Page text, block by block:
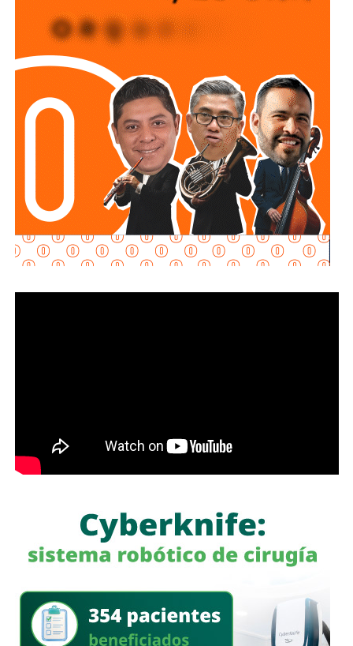
manifestó el interés de que Soledad fuera de los primeros
municipios beneficiados, por lo que se expresó la
disposición del Ayuntamiento para colaborar en la
consolidación de este proyecto, el cual ahora comienza a
materializarse en un espacio del Sistema Municipal para
el Desarrollo Integral de la Familia (DIF) destinado al
bienestar de las familias.
de las familias, porque les permitirá ahorrar tiempo y
insumos incluidos, lo que beneficiará principalmente a
madres y padres de familia, personas adultas mayores y
comunitarios en favor del bienestar social.